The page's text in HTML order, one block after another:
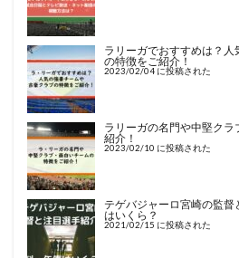
ラリーガでおすすめは？
の特徴をご紹介！
2023/02/04 に投稿された
ラリーガの名門や中堅ク
紹介！
2023/02/10 に投稿された
テゲバジャーロ宮崎の監
はいくら？
2021/02/15 に投稿された